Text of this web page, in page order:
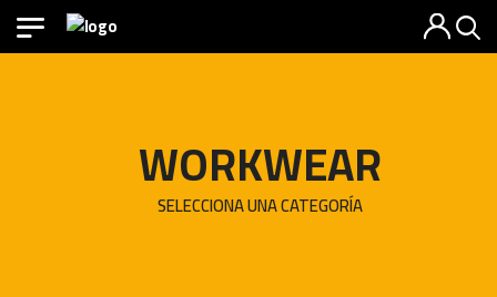
WORKWEAR
SELECCIONA UNA CATEGORÍA